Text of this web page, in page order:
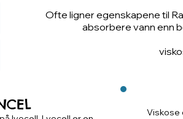
Ofte ligner egenskapene til
absorbere vann enn b
Viskose